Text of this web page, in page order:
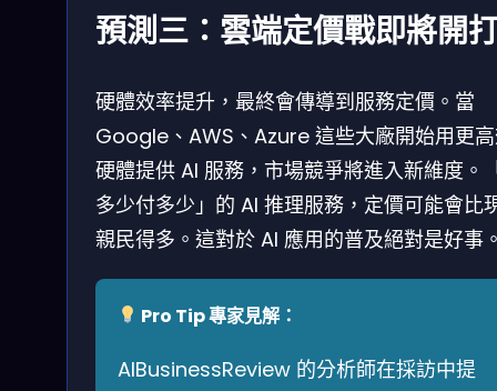
預測三：雲端定價戰即將開
硬體效率提升，最終會傳導到服務定價。當
Google、AWS、Azure 這些大廠開始用更
硬體提供 AI 服務，市場競爭將進入新維度。
多少付多少」的 AI 推理服務，定價可能會比
親民得多。這對於 AI 應用的普及絕對是好事
Pro Tip 專家見解：
AIBusinessReview 的分析師在採訪中提